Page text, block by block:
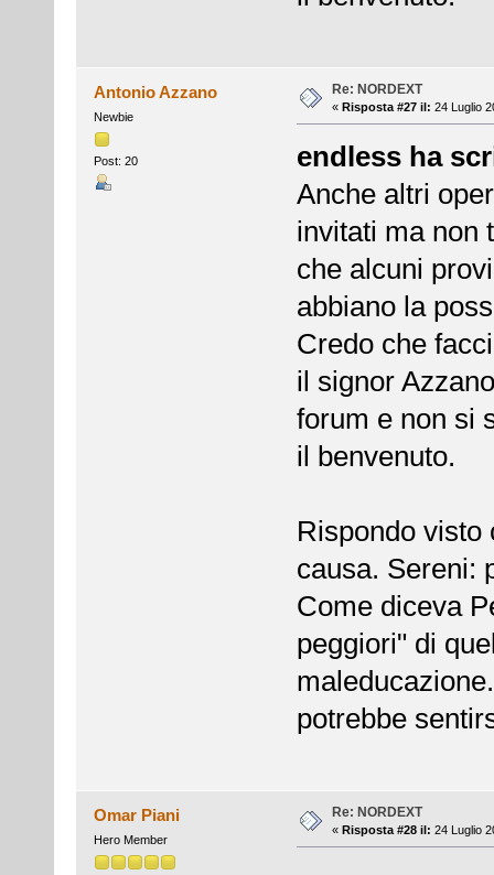
Antonio Azzano
Newbie
Post: 20
Re: NORDEXT
« Risposta #27 il: 24 Luglio
endless ha
Anche altri
invitati ma non
che alcuni
abbiano la
Credo che
il signor
forum e non si
il benvenuto.
Rispondo visto
causa. Sereni:
Come diceva
peggiori" di
potrebbe
Omar Piani
Hero Member
Re: NORDEXT
« Risposta #28 il: 24 Luglio